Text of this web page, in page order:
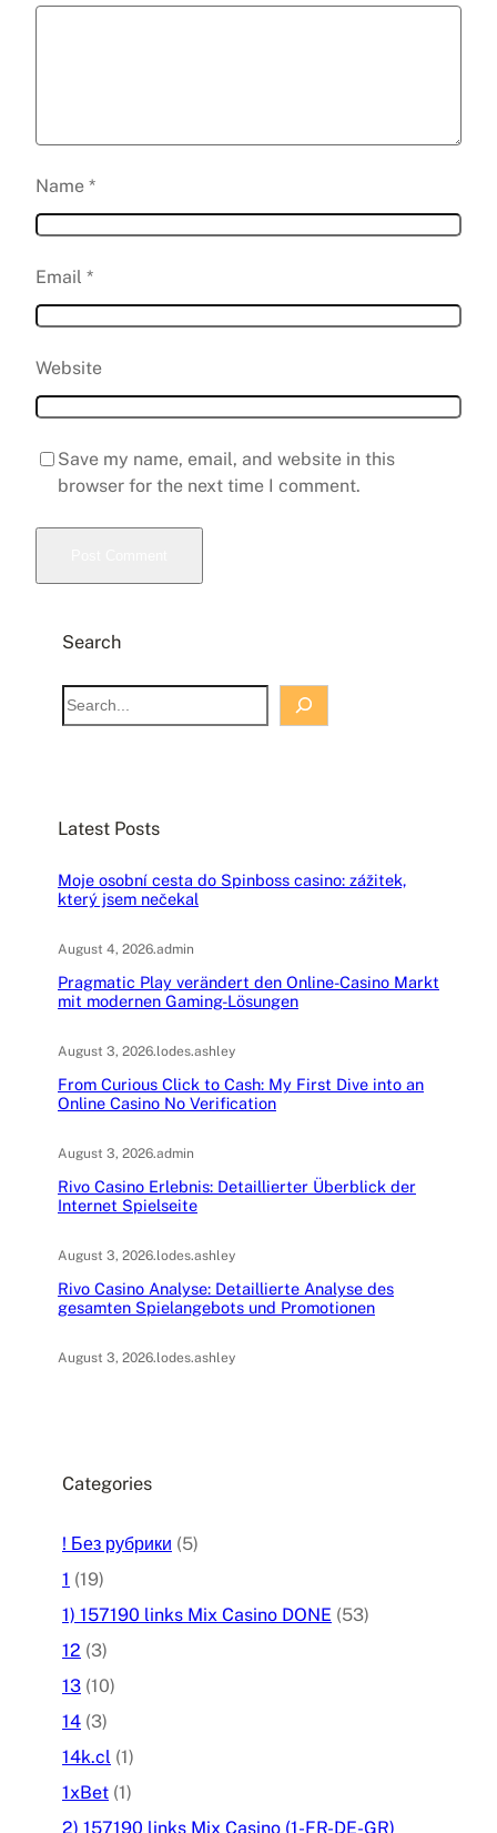
Name *
Email *
Website
Save my name, email, and website in this
browser for the next time I comment.
Search
S
e
h
Latest Posts
Moje osobní cesta do Spinboss casino: zážitek,
který jsem nečekal
August 4, 2026.admin
Pragmatic Play verändert den Online-Casino Markt
mit modernen Gaming-Lösungen
August 3, 2026.lodes.ashley
From Curious Click to Cash: My First Dive into an
Online Casino No Verification
August 3, 2026.admin
Rivo Casino Erlebnis: Detaillierter Überblick der
Internet Spielseite
August 3, 2026.lodes.ashley
Rivo Casino Analyse: Detaillierte Analyse des
gesamten Spielangebots und Promotionen
August 3, 2026.lodes.ashley
Categories
! Без рубрики (5)
1 (19)
1) 157190 links Mix Casino DONE (53)
12 (3)
13 (10)
14 (3)
14k.cl (1)
1xBet (1)
2) 157190 links Mix Casino (1-FR-DE-GR)